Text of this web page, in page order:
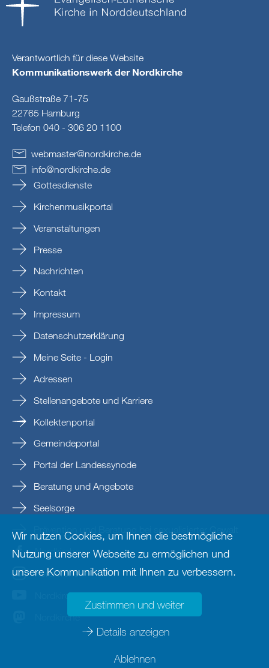
Verantwortlich für diese Website
Kommunikationswerk der Nordkirche
Gaußstraße 71-75
22765 Hamburg
Telefon 040 - 306 20 1100
webmaster@nordkirche.de
info@nordkirche.de
Gottesdienste
Kirchenmusikportal
Veranstaltungen
Presse
Nachrichten
Kontakt
Impressum
Datenschutzerklärung
Meine Seite - Login
Adressen
Stellenangebote und Karriere
Kollektenportal
Gemeindeportal
Portal der Landessynode
Beratung und Angebote
Seelsorge
Prävention und Beratung bei sexualisierter Gewalt
Nordkirche
nordkirche
Nordkirche
Nordkirche
Wir nutzen Cookies, um Ihnen die bestmögliche
Nutzung unserer Webseite zu ermöglichen und
unsere Kommunikation mit Ihnen zu verbessern.
Zustimmen und weiter
Details anzeigen
Ablehnen